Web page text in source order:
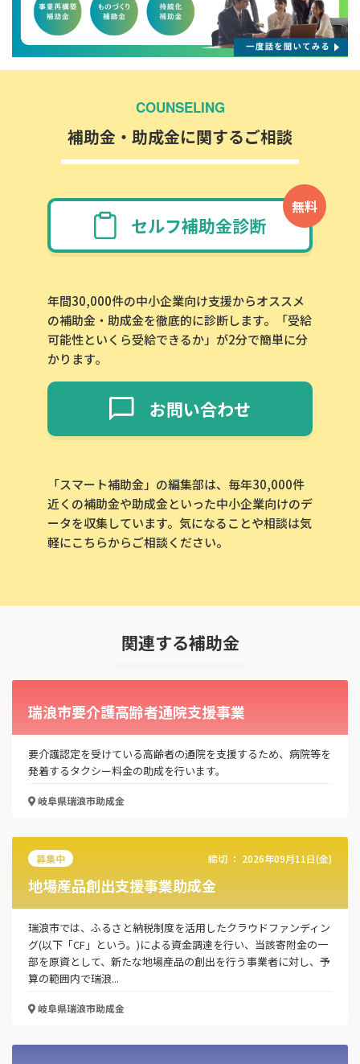
COUNSELING
補助金・助成金に関するご相談
無料
セルフ補助金診断
年間30,000件の中小企業向け支援からオススメ
の補助金・助成金を徹底的に診断します。「受給
可能性といくら受給できるか」が2分で簡単に分
かります。
お問い合わせ
「スマート補助金」の編集部は、毎年30,000件
近くの補助金や助成金といった中小企業向けのデ
ータを収集しています。気になることや相談は気
軽にこちらからご相談ください。
関連する補助金
瑞浪市要介護高齢者通院支援事業
要介護認定を受けている高齢者の通院を支援するため、病院等を
発着するタクシー料金の助成を行います。
岐阜県瑞浪市助成金
募集中 締切 ： 2026年09月11日(金)
地場産品創出支援事業助成金
瑞浪市では、ふるさと納税制度を活用したクラウドファンディン
グ(以下「CF」という。)による資金調達を行い、当該寄附金の一
部を原資として、新たな地場産品の創出を行う事業者に対し、予
算の範囲内で瑞浪...
岐阜県瑞浪市助成金